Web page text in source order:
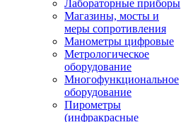
Лабораторные приборы
Магазины, мосты и
меры сопротивления
Манометры цифровые
Метрологическое
оборудование
Многофункциональное
оборудование
Пирометры
(инфракрасные